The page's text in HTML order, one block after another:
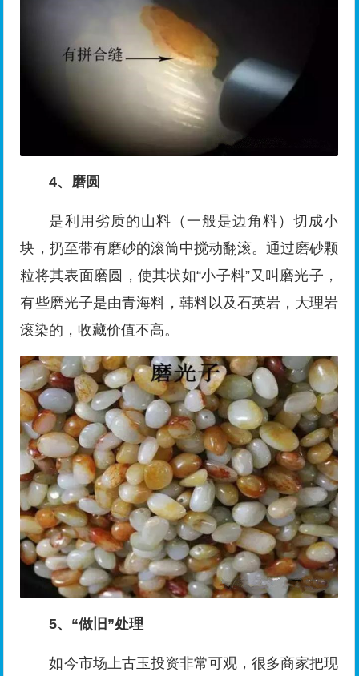
4、磨圆
是利用劣质的山料（一般是边角料）切成小
块，扔至带有磨砂的滚筒中搅动翻滚。通过磨砂颗
粒将其表面磨圆，使其状如“小子料”又叫磨光子，
有些磨光子是由青海料，韩料以及石英岩，大理岩
滚染的，收藏价值不高。
5、“做旧”处理
如今市场上古玉投资非常可观，很多商家把现